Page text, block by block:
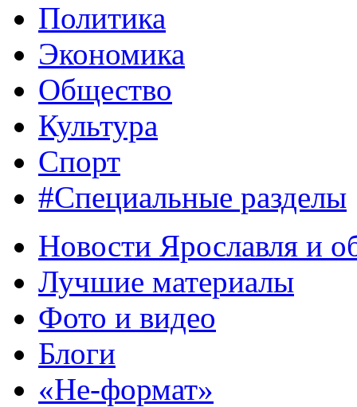
Политика
Экономика
Общество
Культура
Спорт
#Специальные разделы
Новости Ярославля и
Лучшие материалы
Фото и видео
Блоги
«Не-формат»